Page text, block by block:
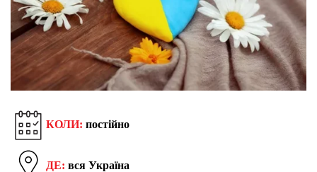
КОЛИ: постійно
ДЕ: вся Україна